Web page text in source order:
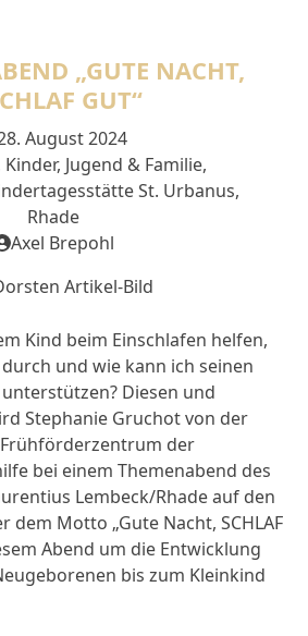
„GUTE NACHT,
GUT“
August 2024
Kinder, Jugend & Familie,
St. Urbanus,
Rhade
Axel Brepohl
Kind beim Einschlafen helfen,
und wie kann ich seinen
Diesen und
Stephanie Gruchot von der
der
bei einem Themenabend des
Lembeck/Rhade auf den
dem Motto „Gute Nacht, SCHLAF
Abend um die Entwicklung
bis zum Kleinkind